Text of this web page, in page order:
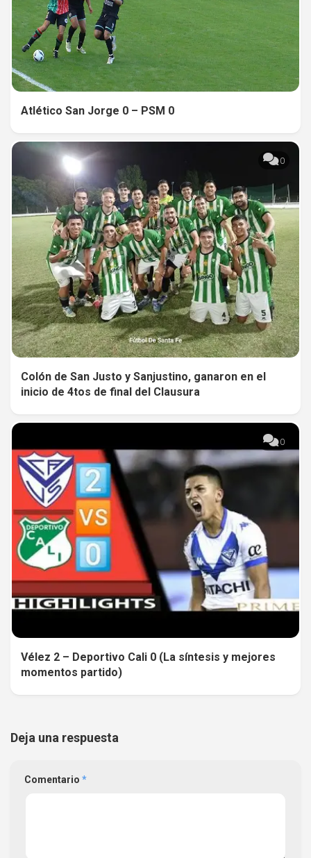
Atlético San Jorge 0 – PSM 0
0
Colón de San Justo y Sanjustino, ganaron en el
inicio de 4tos de final del Clausura
0
Vélez 2 – Deportivo Cali 0 (La síntesis y mejores
momentos partido)
Deja una respuesta
Comentario *